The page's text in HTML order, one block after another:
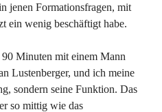
jenen Formationsfragen, mit
ein wenig beschäftigt habe.
Minuten mit einem Mann
Lustenberger, und ich meine
sondern seine Funktion. Das
so mittig wie das